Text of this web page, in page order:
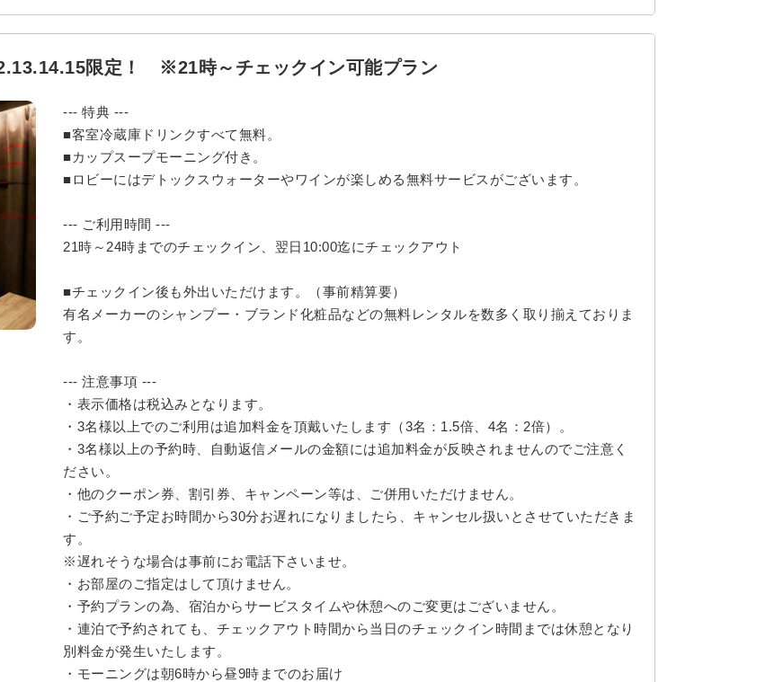
限定！ ※21時～チェックイン可能プラン
--- 特典 ---
■客室冷蔵庫ドリンクすべて無料。
■カップスープモーニング付き。
■ロビーにはデトックスウォーターやワインが楽しめる無料サービスがございます。
--- ご利用時間 ---
21時～24時までのチェックイン、翌日10:00迄にチェックアウト
■チェックイン後も外出いただけます。（事前精算要）
有名メーカーのシャンプー・ブランド化粧品などの無料レンタルを数多く取り揃えておりま
す。
--- 注意事項 ---
・表示価格は税込みとなります。
・3名様以上でのご利用は追加料金を頂戴いたします（3名：1.5倍、4名：2倍）。
・3名様以上の予約時、自動返信メールの金額には追加料金が反映されませんのでご注意く
ださい。
・他のクーポン券、割引券、キャンペーン等は、ご併用いただけません。
・ご予約ご予定お時間から30分お遅れになりましたら、キャンセル扱いとさせていただきま
す。
※遅れそうな場合は事前にお電話下さいませ。
・お部屋のご指定はして頂けません。
・予約プランの為、宿泊からサービスタイムや休憩へのご変更はございません。
・連泊で予約されても、チェックアウト時間から当日のチェックイン時間までは休憩となり
別料金が発生いたします。
・モーニングは朝6時から昼9時までのお届け